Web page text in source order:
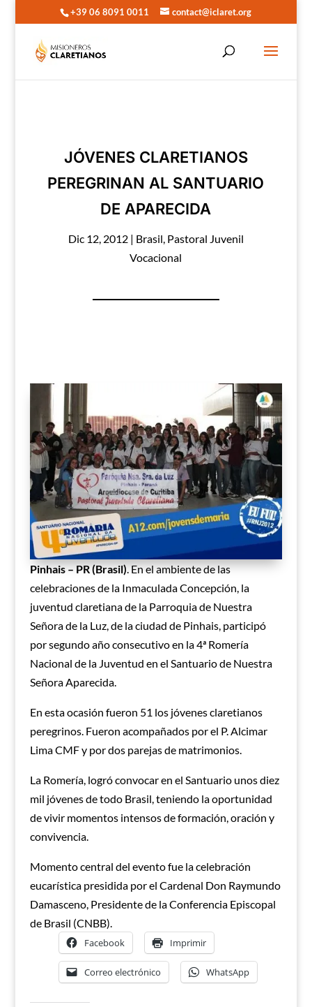
+39 06 8091 0011 contact@iclaret.org
JÓVENES CLARETIANOS
PEREGRINAN AL SANTUARIO
DE APARECIDA
Dic 12, 2012| Brasil, Pastoral Juvenil
Vocacional
Pinhais – PR (Brasil). En el ambiente de las
celebraciones de la Inmaculada Concepción, la
juventud claretiana de la Parroquia de Nuestra
Señora de la Luz, de la ciudad de Pinhais, participó
por segundo año consecutivo en la 4ª Romería
Nacional de la Juventud en el Santuario de Nuestra
Señora Aparecida.
En esta ocasión fueron 51 los jóvenes claretianos
peregrinos. Fueron acompañados por el P. Alcimar
Lima CMF y por dos parejas de matrimonios.
La Romería, logró convocar en el Santuario unos diez
mil jóvenes de todo Brasil, teniendo la oportunidad
de vivir momentos intensos de formación, oración y
convivencia.
Momento central del evento fue la celebración
eucarística presidida por el Cardenal Don Raymundo
Damasceno, Presidente de la Conferencia Episcopal
de Brasil (CNBB).
Facebook Imprimir
Correo electrónico WhatsApp